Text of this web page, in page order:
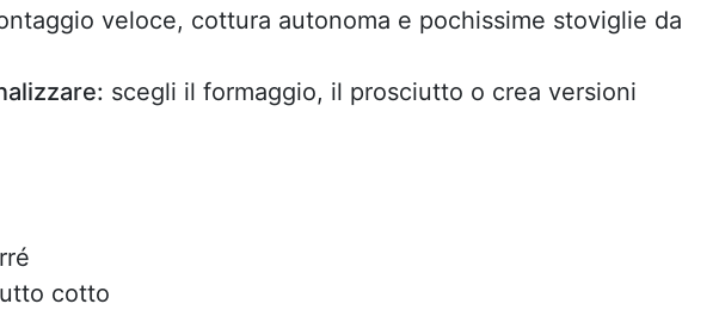
veloce, cottura autonoma e pochissime stoviglie da
scegli il formaggio, il prosciutto o crea versioni
cotto